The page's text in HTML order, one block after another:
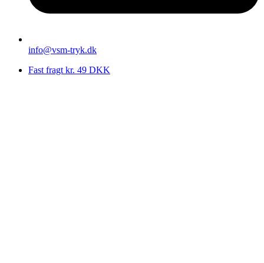
info@vsm-tryk.dk
Fast fragt kr. 49 DKK